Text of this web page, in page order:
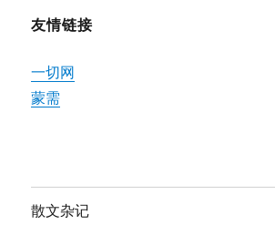
友情链接
一切网
蒙需
散文杂记